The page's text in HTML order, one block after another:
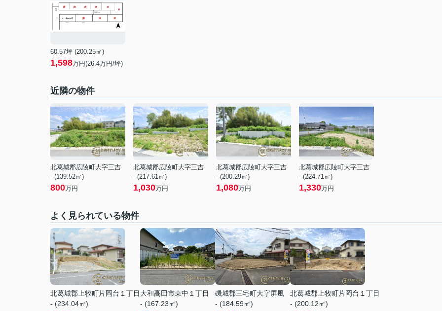
60.57坪 (200.25㎡)
1,598万円(26.4万円/坪)
近隣の物件
北葛城郡広陵町大字三吉
- (139.52㎡)
800万円
北葛城郡広陵町大字三吉
- (217.61㎡)
1,030万円
北葛城郡広陵町大字三吉
- (200.29㎡)
1,080万円
北葛城郡広陵町大字三吉
- (224.71㎡)
1,330万円
よく見られている物件
北葛城郡上牧町片岡台１丁目
- (234.04㎡)
大和高田市東中１丁目
- (167.23㎡)
磯城郡三宅町大字屏風
- (184.59㎡)
北葛城郡上牧町片岡台１丁目
- (200.12㎡)